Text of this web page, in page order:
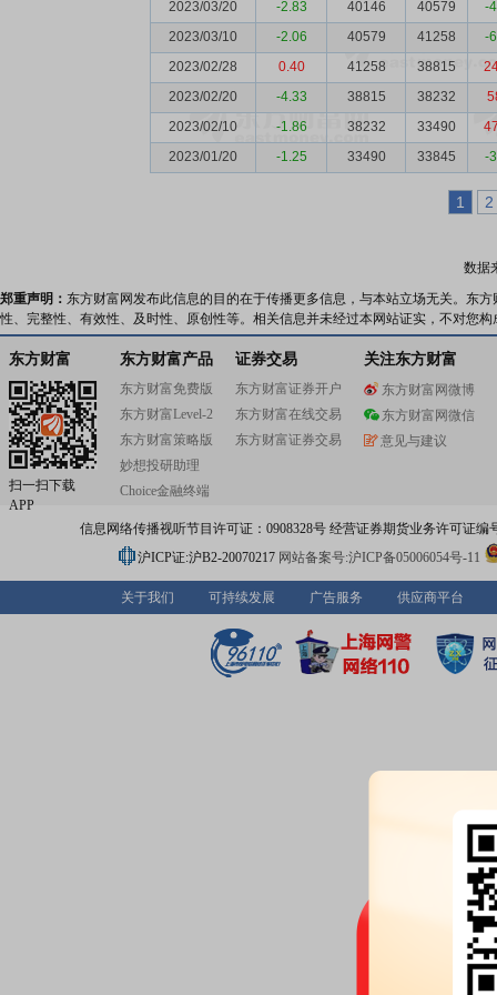
2023/03/20
-2.83 40146 40579
-
2023/03/10
-2.06 40579 41258
-
2023/02/28
0.40 41258 38815
2023/02/20
-4.33 38815 38232
2023/02/10
-1.86 38232 33490
2023/01/20
-1.25 33490 33845 -
1 2
数据
郑重声明： 东方财富网发布此信息的目的在于传播更多信息，与本站立场无关。东
性、完整性、有效性、及时性、原创性等。相关信息并未经过本网站证实，不对您
东方财富
扫一扫下载
APP
东方财富产品
东方财富免费版
东方财富Level-2
东方财富策略版
妙想投研助理
Choice金融终端
证券交易
东方财富证券开户
东方财富在线交易
东方财富证券交易
关注东方财富
东方财富网微博
东方财富网微信
意见与建议
信息网络传播视听节目许可证：0908328号 经营证券期货业务许可证编
沪ICP证:沪B2-20070217 网站备案号:沪ICP备05006054号-11
关于我们 可持续发展 广告服务 供应商平台